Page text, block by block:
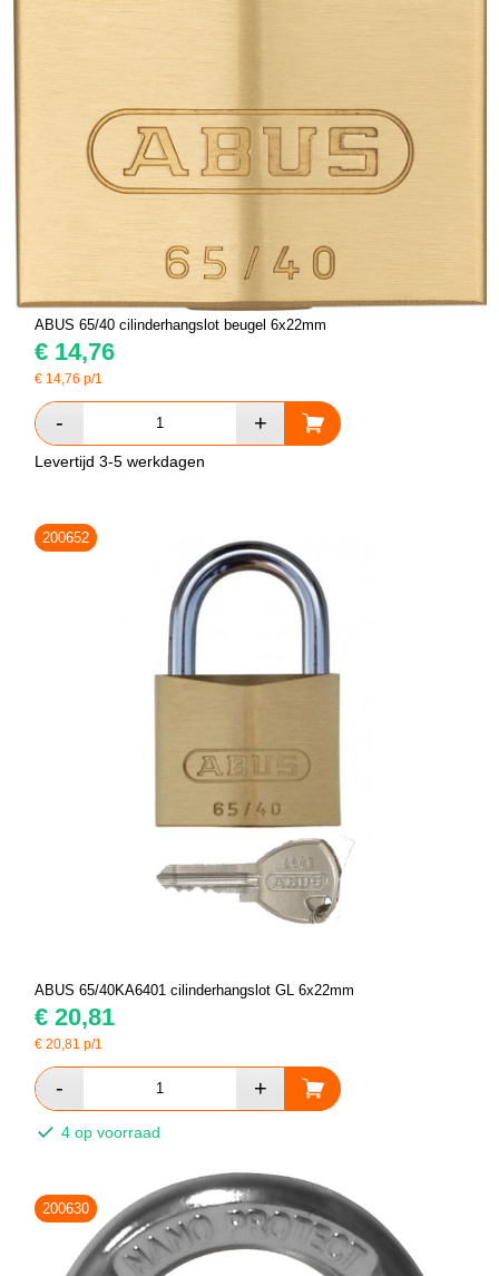
ABUS 65/40 cilinderhangslot beugel 6x22mm
€ 14,76
€ 14,76 p/1
Levertijd 3-5 werkdagen
200652
ABUS 65/40KA6401 cilinderhangslot GL 6x22mm
€ 20,81
€20,81 p/1
4 op voorraad
200630